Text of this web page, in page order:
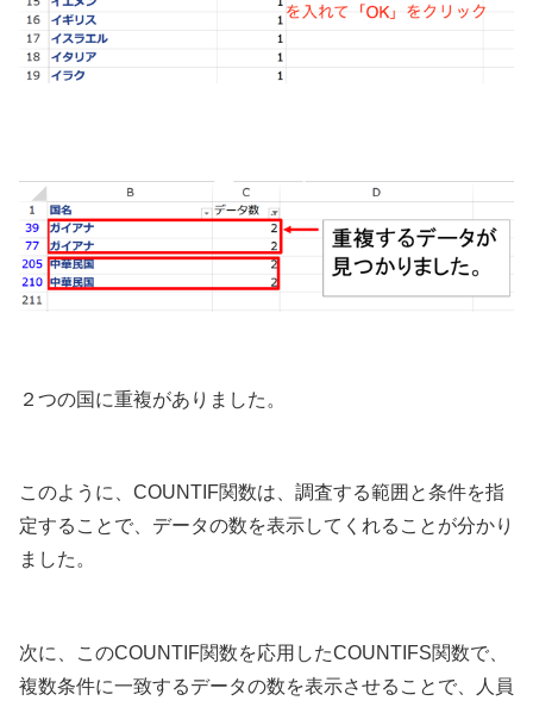
２つの国に重複がありました。
このように、COUNTIF関数は、調査する範囲と条件を指
定することで、データの数を表示してくれることが分かり
ました。
次に、このCOUNTIF関数を応用したCOUNTIFS関数で、
複数条件に一致するデータの数を表示させることで、人員